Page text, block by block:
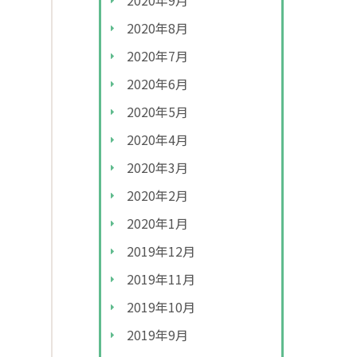
2020年8月
2020年7月
2020年6月
2020年5月
2020年4月
2020年3月
2020年2月
2020年1月
2019年12月
2019年11月
2019年10月
2019年9月